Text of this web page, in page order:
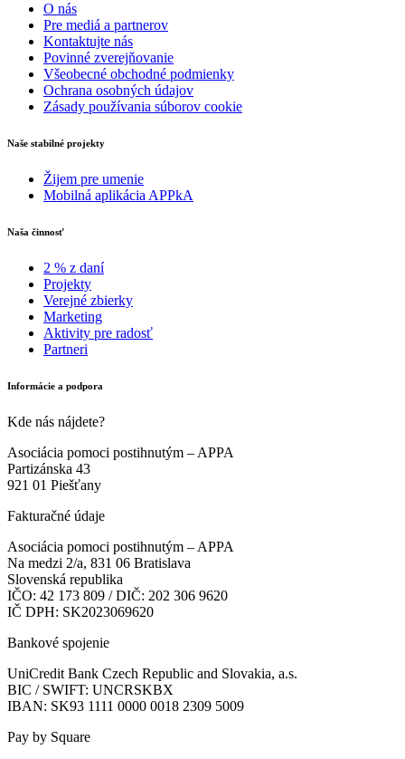
O nás
Pre mediá a partnerov
Kontaktujte nás
Povinné zverejňovanie
Všeobecné obchodné podmienky
Ochrana osobných údajov
Zásady používania súborov cookie
Naše stabilné projekty
Žijem pre umenie
Mobilná aplikácia APPkA
Naša činnosť
2 % z daní
Projekty
Verejné zbierky
Marketing
Aktivity pre radosť
Partneri
Informácie a podpora
Kde nás nájdete?
Asociácia pomoci postihnutým – APPA
Partizánska 43
921 01 Piešťany
Fakturačné údaje
Asociácia pomoci postihnutým – APPA
Na medzi 2/a, 831 06 Bratislava
Slovenská republika
IČO: 42 173 809 / DIČ: 202 306 9620
IČ DPH: SK2023069620
Bankové spojenie
UniCredit Bank Czech Republic and Slovakia, a.s.
BIC / SWIFT: UNCRSKBX
IBAN: SK93 1111 0000 0018 2309 5009
Pay by Square